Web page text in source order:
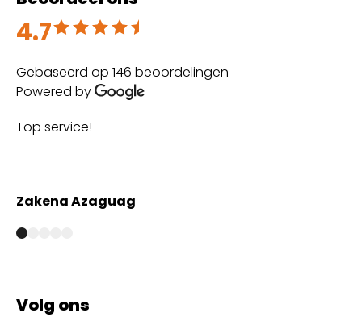
4.7
Beoordeeld met 4.7 uit 5
Gebaseerd op 146 beoordelingen
Powered by
Top service!
Zakena Azaguag
Volg ons